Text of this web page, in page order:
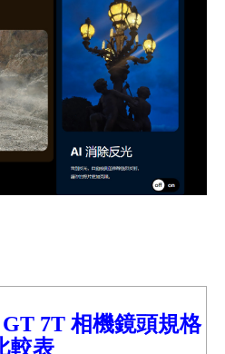
GT 7T相機鏡頭規格
較表